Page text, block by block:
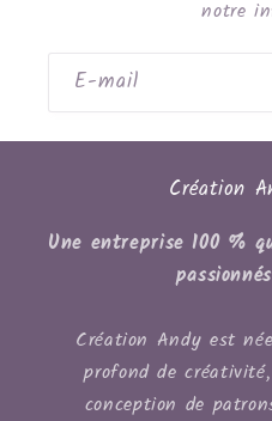
notre
E-mail
Création
Une entreprise 100 %
Création Andy est
profond de
conception de